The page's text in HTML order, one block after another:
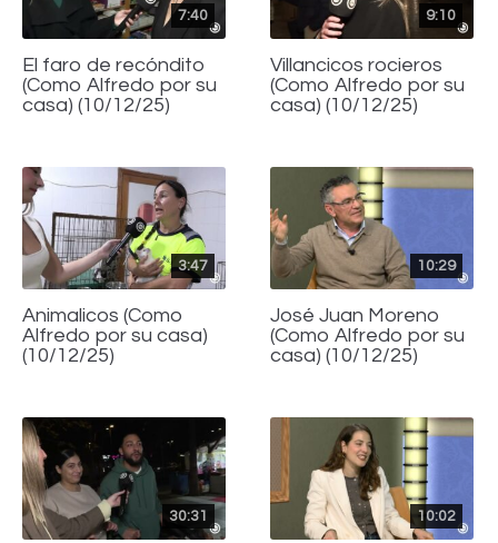
7:40
El faro de recóndito
(Como Alfredo por su
casa) (10/12/25)
9:10
Villancicos rocieros
(Como Alfredo por su
casa) (10/12/25)
3:47
Animalicos (Como
Alfredo por su casa)
(10/12/25)
10:29
José Juan Moreno
(Como Alfredo por su
casa) (10/12/25)
30:31 10:02